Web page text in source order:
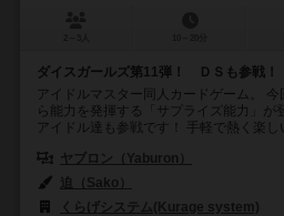
ダイスガールズ第11弾！ ＤＳも参戦！
アイドルマスター同人カードゲーム。
ら能力を発揮する「サプライズ能力」が
アイドル達も参戦です！ 手軽で熱く楽し
ヤブロン（Yaburon）
迫（Sako）
くらげシステム(Kurage system)